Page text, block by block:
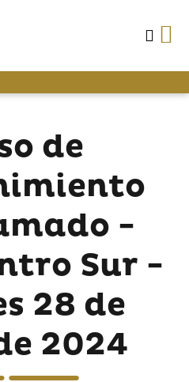
de
-
Sur -
28 de
2024